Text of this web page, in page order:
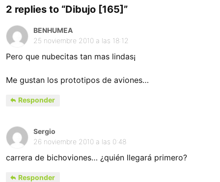
2 replies to “Dibujo [165]”
BENHUMEA
25 noviembre 2010 a las 18:12
Pero que nubecitas tan mas lindas¡
Me gustan los prototipos de aviones…
Responder
Sergio
26 noviembre 2010 a las 0:48
carrera de bichoviones… ¿quién llegará primero?
Responder